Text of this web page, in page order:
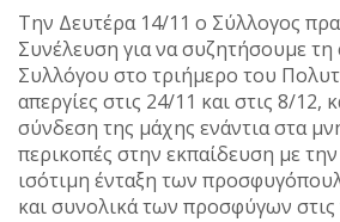
Την Δευτέρα 14/11 ο Σύλλογος
Συνέλευση για να συζητήσουμε
Συλλόγου στο τριήμερο του
απεργίες στις 24/11 και στις 8/12,
σύνδεση της μάχης ενάντια στα
περικοπές στην εκπαίδευση με
ισότιμη ένταξη των
και συνολικά των προσφύγων στις